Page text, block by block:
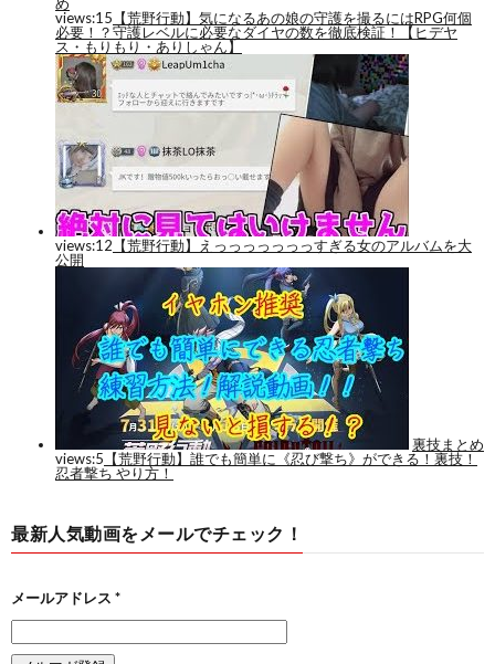
最新人気動画をメールでチェック！
メールアドレス *